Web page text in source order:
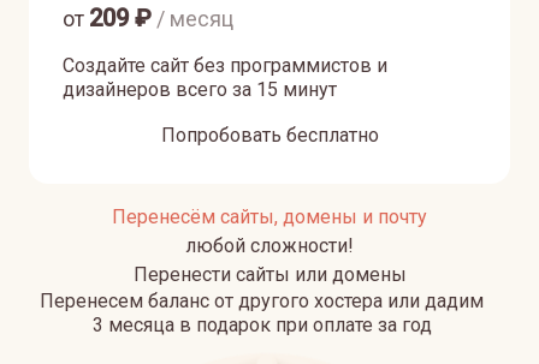
Создайте сайт без программистов и
дизайнеров всего за 15 минут
от 209₽ / месяц
Попробовать бесплатно
Перенесём сайты, домены и почту
любой сложности!
Перенести сайты или домены
Перенесем баланс от другого хостера или дадим
3 месяца в подарок при оплате за год